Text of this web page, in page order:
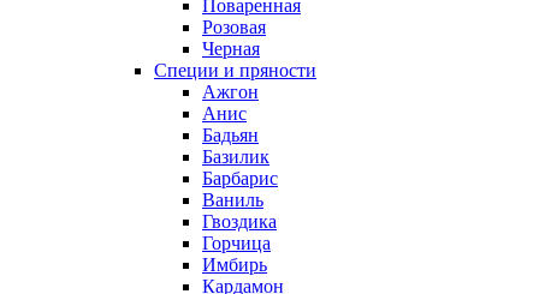
Поваренная
Розовая
Черная
Специи и пряности
Ажгон
Анис
Бадьян
Базилик
Барбарис
Ваниль
Гвоздика
Горчица
Имбирь
Кардамон